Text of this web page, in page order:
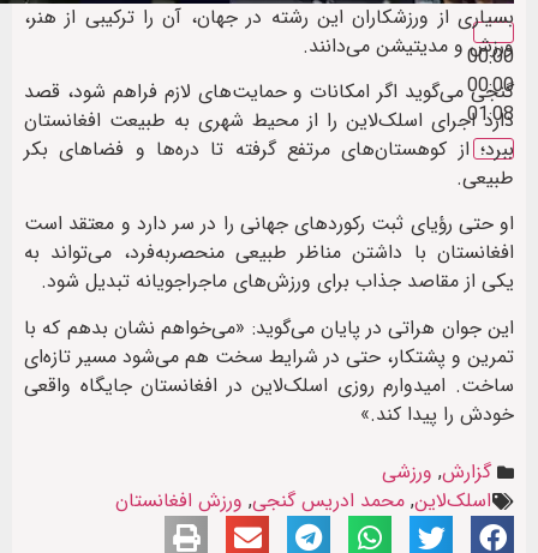
00:00
00:00
01:08
بسیاری از ورزشکاران این رشته در جهان، آن را ترکیبی از هنر،
ورزش و مدیتیشن می‌دانند.
گنجی می‌گوید اگر امکانات و حمایت‌های لازم فراهم شود، قصد
دارد اجرای اسلک‌لاین را از محیط شهری به طبیعت افغانستان
ببرد؛ از کوهستان‌های مرتفع گرفته تا دره‌ها و فضاهای بکر
طبیعی.
او حتی رؤیای ثبت رکوردهای جهانی را در سر دارد و معتقد است
افغانستان با داشتن مناظر طبیعی منحصربه‌فرد، می‌تواند به
یکی از مقاصد جذاب برای ورزش‌های ماجراجویانه تبدیل شود.
این جوان هراتی در پایان می‌گوید: «می‌خواهم نشان بدهم که با
تمرین و پشتکار، حتی در شرایط سخت هم می‌شود مسیر تازه‌ای
ساخت. امیدوارم روزی اسلک‌لاین در افغانستان جایگاه واقعی
خودش را پیدا کند.»
گزارش, ورزشی
اسلک‌لاین, محمد ادریس گنجی, ورزش افغانستان